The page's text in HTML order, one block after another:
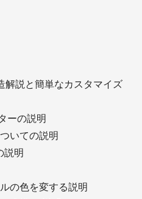
解説と簡単なカスタマイズ
ーの説明
いての説明
説明
の色を変する説明